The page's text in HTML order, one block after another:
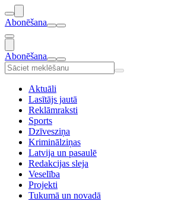
Abonēšana
Abonēšana
Aktuāli
Lasītājs jautā
Reklāmraksti
Sports
Dzīvesziņa
Kriminālziņas
Latvija un pasaulē
Redakcijas sleja
Veselība
Projekti
Tukumā un novadā